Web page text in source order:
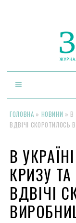
ГОЛОВНА » НОВИНИ » В
ВДВІЧІ СКОРОТИЛОСЬ
В
КРИЗУ
ВДВІЧІ